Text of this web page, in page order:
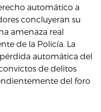
automático a
concluyeran su
amenaza real
de la Policía. La
automática del
de delitos
del foro